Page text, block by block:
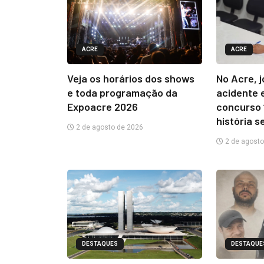
ACRE
Veja os horários dos shows
e toda programação da
Expoacre 2026
2 de agosto de 2026
ACRE
No Acre,
acidente
concurso
história
2 de
DESTAQUES